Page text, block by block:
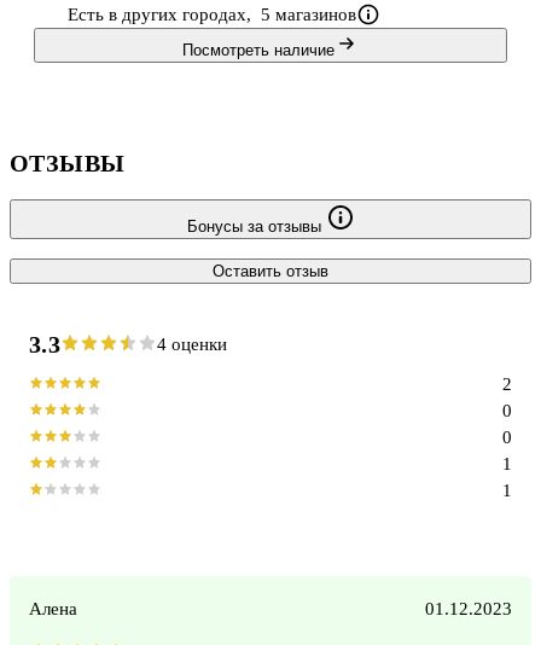
Есть в других городах, 5 магазинов
Посмотреть наличие
ОТЗЫВЫ
Бонусы за отзывы
Оставить отзыв
3.3 4 оценки
1
1
0
0
2
Алена 01.12.2023